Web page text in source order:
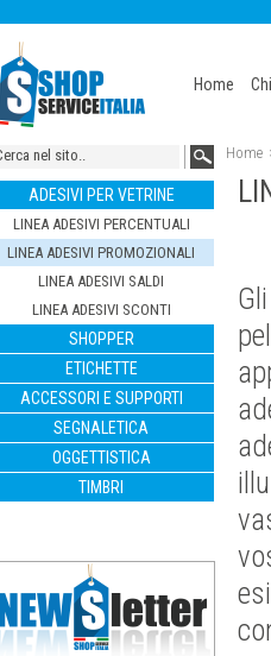
Home
ADESIVI PER VETRINE
LINEA ADESIVI PERCENTUALI
LINEA ADESIVI PROMOZIONALI
LINEA ADESIVI SALDI
LINEA ADESIVI SCONTI
SHOPPER
ETICHETTE
ACCESSORI E SUPPORTI
SEGNALETICA
OGGETTISTICA
TIMBRI
Home